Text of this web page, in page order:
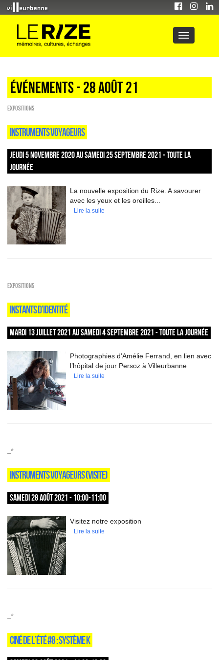
Événements - 28 Août 21
EXPOSITIONS
INSTRUMENTS VOYAGEURS
JEUDI 5 NOVEMBRE 2020 AU SAMEDI 25 SEPTEMBRE 2021 - TOUTE LA
JOURNÉE
La nouvelle exposition du Rize. A savourer
avec les yeux et les oreilles...
Lire la suite
EXPOSITIONS
INSTANTS D’IDENTITÉ
MARDI 13 JUILLET 2021 AU SAMEDI 4 SEPTEMBRE 2021 - TOUTE LA JOURNÉE
Photographies d’Amélie Ferrand, en lien avec
l’hôpital de jour Persoz à Villeurbanne
Lire la suite
_*
INSTRUMENTS VOYAGEURS (VISITE)
SAMEDI 28 AOÛT 2021 - 10:00-11:00
Visitez notre exposition
Lire la suite
_*
CINÉ DE L’ÉTÉ #8 : SYSTÈME K